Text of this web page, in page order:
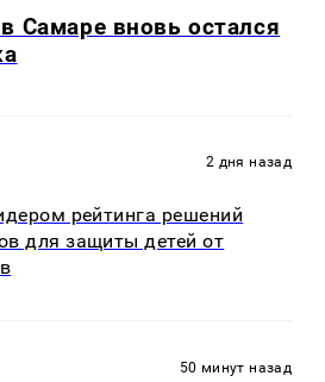
Самаре вновь остался
2 дня назад
рейтинга решений
для защиты детей от
50 минут назад